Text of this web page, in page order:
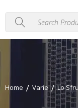
Home Varie Lo